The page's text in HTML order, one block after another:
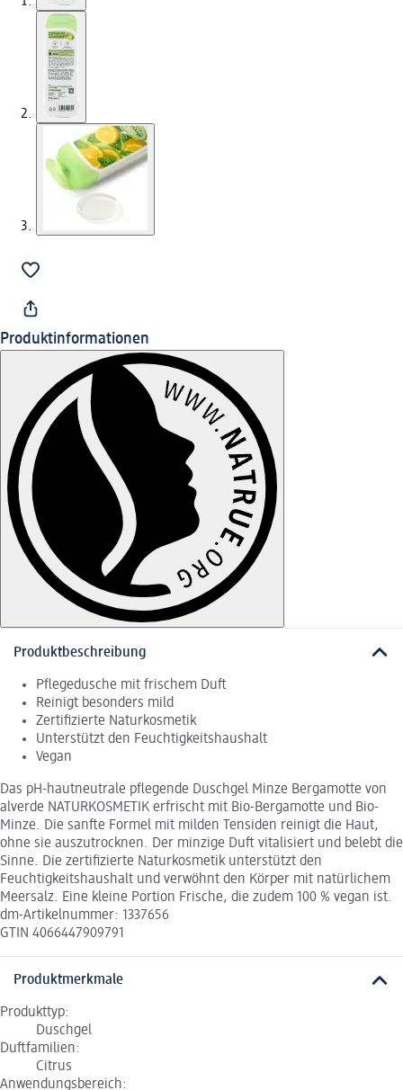
Produktinformationen
Produktbeschreibung
Pflegedusche mit frischem Duft
Reinigt besonders mild
Zertifizierte Naturkosmetik
Unterstützt den Feuchtigkeitshaushalt
Vegan
Das pH-hautneutrale pflegende Duschgel Minze Bergamotte von
alverde NATURKOSMETIK erfrischt mit Bio-Bergamotte und Bio-
Minze. Die sanfte Formel mit milden Tensiden reinigt die Haut,
ohne sie auszutrocknen. Der minzige Duft vitalisiert und belebt die
Sinne. Die zertifizierte Naturkosmetik unterstützt den
Feuchtigkeitshaushalt und verwöhnt den Körper mit natürlichem
Meersalz. Eine kleine Portion Frische, die zudem 100 % vegan ist.
dm-Artikelnummer: 1337656
GTIN 4066447909791
Produktmerkmale
Produkttyp:
Duschgel
Duftfamilien:
Citrus
Anwendungsbereich: